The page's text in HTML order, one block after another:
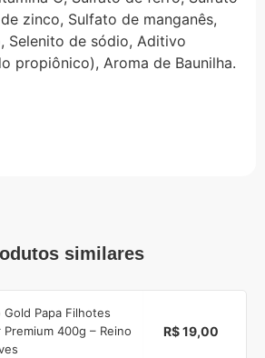
zinco, Sulfato de manganês,
Selenito de sódio, Aditivo
propiônico), Aroma de Baunilha.
similares
Gold Papa Filhotes
Premium 400g – Reino
R$ 19,00